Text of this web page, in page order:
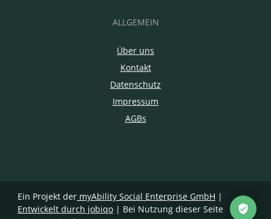
ALLGEMEIN
Über uns
Kontakt
Datenschutz
Impressum
AGBs
Ein Projekt der myAbility Social Enterprise GmbH |
Entwickelt durch jobiqo | Bei Nutzung dieser Seite